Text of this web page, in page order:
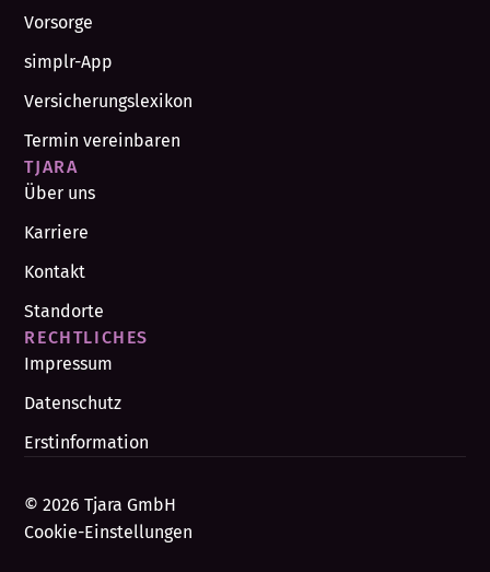
Vorsorge
simplr-App
Versicherungslexikon
Termin vereinbaren
TJARA
Über uns
Karriere
Kontakt
Standorte
RECHTLICHES
Impressum
Datenschutz
Erstinformation
© 2026 Tjara GmbH
Cookie-Einstellungen